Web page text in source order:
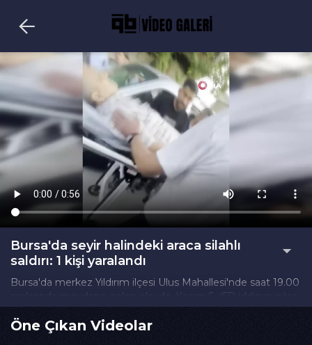
Bursa'da seyir halindeki araca silahlı
saldırı: 1 kişi yaralandı
Bursa'da merkez Yıldırım ilçesi Ulus Mahallesi'nde saat 19.00
sıralarında meydana gelen olayda, Kasım S. (55) iddiaya göre
aracıyla seyir halindeyken silahlı saldırıya uğradı.Kayınçosu
tarafından gerçekleştirildiği öne sürülen saldırıda Kasım S.'nin
vücuduna 4 kurşun isabet etti. Yaralanan şahıs, çevredeki
Öne Çıkan Videolar